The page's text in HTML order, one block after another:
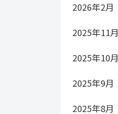
2026年2月
2025年11月
2025年10月
2025年9月
2025年8月